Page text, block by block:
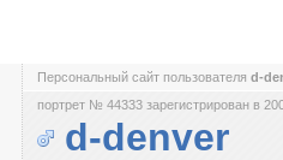
Персональный сайт пользователя d-
портрет № 44333 зарегистрирован в
d-denver